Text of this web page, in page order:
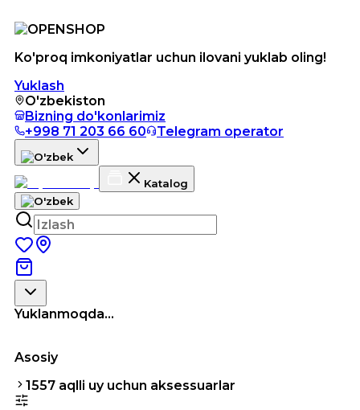
Ko'proq imkoniyatlar uchun ilovani yuklab oling!
Yuklash
O'zbekiston
Bizning do'konlarimiz
+998 71 203 66 60
Telegram operator
Katalog
Yuklanmoqda...
Asosiy
1557 aqlli uy uchun aksessuarlar